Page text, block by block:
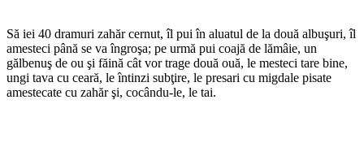
Să iei 40 dramuri zahăr cernut, îl pui în aluatul de la două albuşuri, îl
amesteci până se va îngroşa; pe urmă pui coajă de lămâie, un
gălbenuş de ou şi făină cât vor trage două ouă, le mesteci tare bine,
ungi tava cu ceară, le întinzi subţire, le presari cu migdale pisate
amestecate cu zahăr şi, cocându-le, le tai.